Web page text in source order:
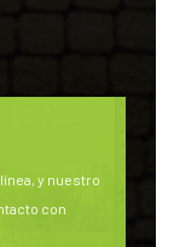
y nuestro
con